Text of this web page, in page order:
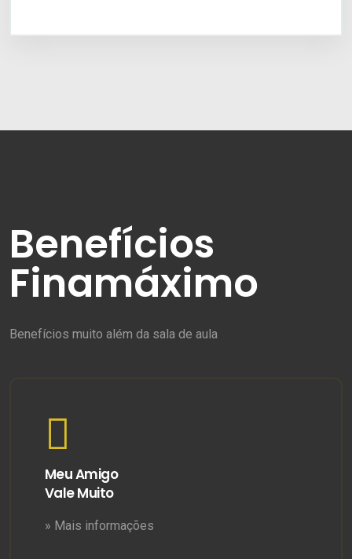
Benefícios
Finamáximo
Benefícios muito além da sala de aula
Meu Amigo
Vale Muito
» Mais informações